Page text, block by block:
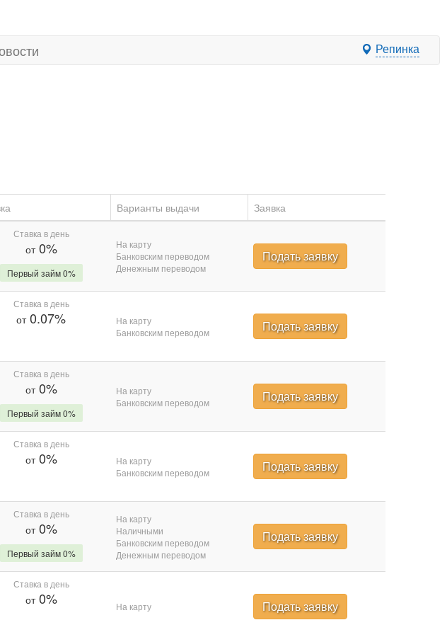
Репинка
Варианты выдачи Заявка
Ставка в день
от0%
Первый займ 0%
На карту
Банковским переводом
Денежным переводом
Подать заявку
Ставка в день
от0.07%
На карту
Банковским переводом
Подать заявку
Ставка в день
от0%
Первый займ 0%
На карту
Банковским переводом
Подать заявку
Ставка в день
от0%
На карту
Банковским переводом
Подать заявку
Ставка в день
от0%
Первый займ 0%
На карту
Наличными
Банковским переводом
Денежным переводом
Подать заявку
Ставка в день
от0% На карту Подать заявку